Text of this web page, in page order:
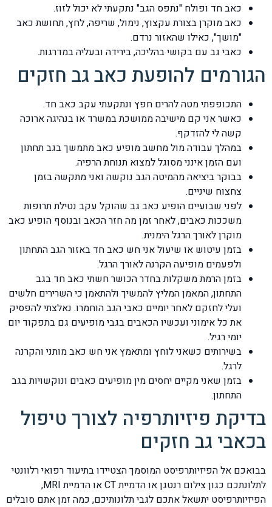
כאב חד ופולח "נתפס הגב" נתקעתי לא יכול לזוז.
כאב מוקרן בצורת עקצוץ, נימול, שריפה, לחץ, תחושת כאב
"מושך", כאילו שהאזור נרדם.
כאבי גב עם בקושי בהליכה, בירידה ובעליה במדרגות.
הגורמים להופעת כאב גב חזקים
התכופפתי מטה להרים חפץ ונתקעתי עקב כאב חד.
כאשר אני קם מישיבה ממושכת במשרד או בנהיגה ארוכה
קשה לי להזדקף.
במהלך עבודה מול מחשב מופיע כאב מתמשך בגב תחתון
ועם הזמן אינני מסוגל למצוא תנוחת הרפיה.
בבוקר ביציאה מהמיטה הגב נוקשה ואני מתקשה בזמן
צחצוח שיניים.
לפני שבועיים הופיע כאב גב שהוקל עקב נטילת תרופות
משככות כאבים, לאחר זמן מה חזר הכאב ובנוסף הופיע כאב
מוקרן לאורך הרגל הימנית.
בזמן עיטוש או שיעול אני חש כאב חד באזור הגב התחתון
ולפעמים מופיעה הקרנה לאורך הרגל.
בזמן הרמת משקלות בחדר הכושר חשתי כאב חד בגב
התחתון, המאמן המליץ להמשיך ולהתאמן כי השרירים חלשים
ועלי לחזקם לאחר יומיים כאבי הגב הוחמרו. נאלצתי להפסיק
את כל אימוני ועכשיו הכאבים בגבי מופיעים גם בתפקוד יום
יומי רגיל.
בשירותים כשאני לוחץ ומתאמץ אני חש כאב מותני והקרנה
לרגל.
בזמן שאני מקיים יחסים מין מופיעים כאבים ונוקשויות בגב
התחתון.
בדיקת פיזיותרפיה לצורך טיפול
בכאבי גב חזקים
בבואכם אל הפיזיותרפיסט המוסמך הצטיידו בתיעוד רפואי רלוונטי
לתלונתכם כגון צילום רנטגן או הדמיית CT או הדמיית MRI,
הפיזיותרפיסט יתשאל אתכם לגבי תלונותיכם, כמה זמן אתם סובלים